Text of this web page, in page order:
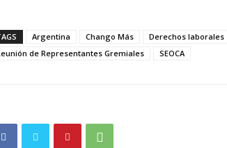
Argentina Chango Más Derechos laborales
de Representantes Gremiales
SEOCA